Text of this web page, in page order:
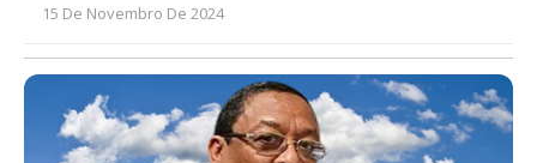
15 De Novembro De 2024